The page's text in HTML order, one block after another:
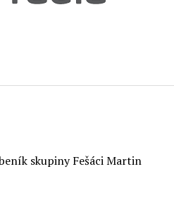
skupiny Fešáci Martin